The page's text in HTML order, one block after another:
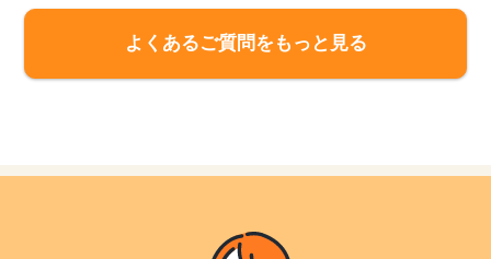
よくあるご質問をもっと見る